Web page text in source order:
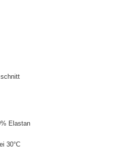
Elastan
30°C